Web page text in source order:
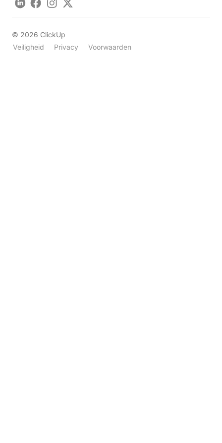
LinkedInFacebook
Instagram
Twitter
© 2026 ClickUp
Veiligheid
Privacy Voorwaarden